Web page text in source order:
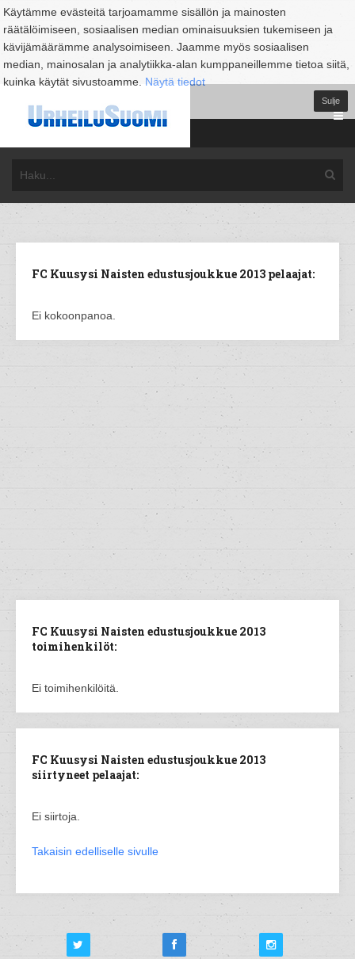
Käytämme evästeitä tarjoamamme sisällön ja mainosten
räätälöimiseen, sosiaalisen median ominaisuuksien tukemiseen ja
kävijämäärämme analysoimiseen. Jaamme myös sosiaalisen
median, mainosalan ja analytiikka-alan kumppaneillemme tietoa siitä,
kuinka käytät sivustoamme. Näytä tiedot
Sulje
FC Kuusysi Naisten edustusjoukkue 2013 pelaajat:
Ei kokoonpanoa.
FC Kuusysi Naisten edustusjoukkue 2013
toimihenkilöt:
Ei toimihenkilöitä.
FC Kuusysi Naisten edustusjoukkue 2013
siirtyneet pelaajat:
Ei siirtoja.
Takaisin edelliselle sivulle